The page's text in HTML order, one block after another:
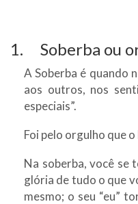
1. Soberba ou
A Soberba é quando
aos outros, nos
especiais”.
Foi pelo orgulho que o
Na soberba, você se
glória de tudo o que
mesmo; o seu “eu”